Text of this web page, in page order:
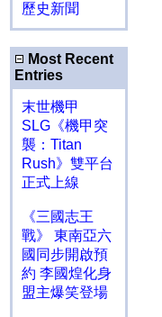
歷史新聞
Most Recent
Entries
末世機甲
SLG《機甲突
襲：Titan
Rush》雙平台
正式上線
《三國志王
戰》 東南亞六
國同步開啟預
約 李國煌化身
盟主爆笑登場